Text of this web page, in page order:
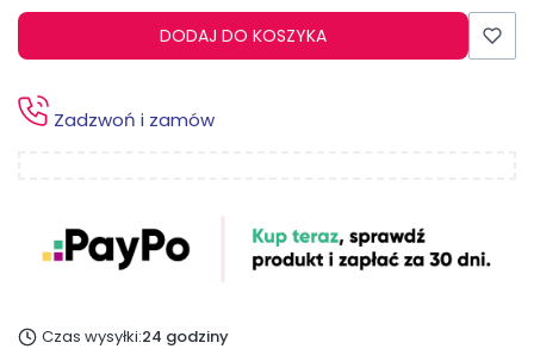
DODAJ DO KOSZYKA
Zadzwoń i zamów
Czas wysyłki:24 godziny